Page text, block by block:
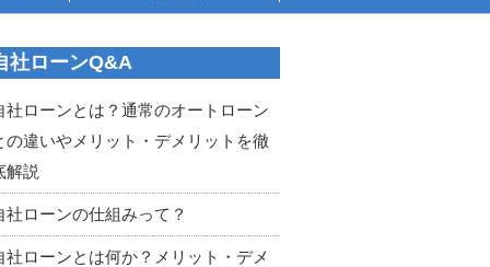
社ローンQ&A
社ローンとは？通常のオートローン
の違いやメリット・デメリットを徹
解説
社ローンの仕組みって？
社ローンとは何か？メリット・デメ